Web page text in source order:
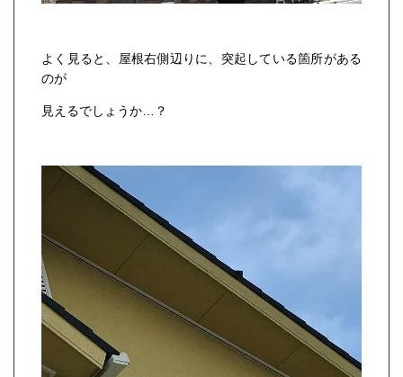
よく見ると、屋根右側辺りに、突起している箇所がある
のが
見えるでしょうか…？